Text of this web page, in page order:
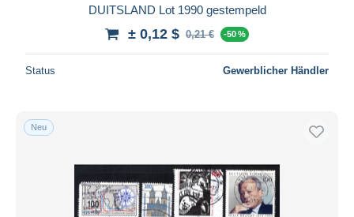
DUITSLAND Lot 1990 gestempeld
± 0,12 $ 0,21 € -50 %
Status Gewerblicher Händler
Neu